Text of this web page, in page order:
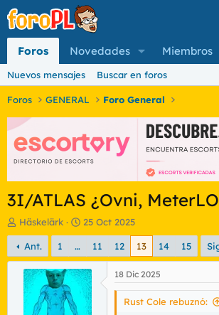
Foros Novedades Miembros
Nuevos mensajes Buscar en foros
Foros GENERAL Foro General
3I/ATLAS ¿Ovni,
I
n
i
c
a
Häskelärk
F
e
h
a
d
e
25 Oct 2025
Ant. 1 … 11 12 13 14 15
18 Dic 2025
Rust Cole rebuznó: